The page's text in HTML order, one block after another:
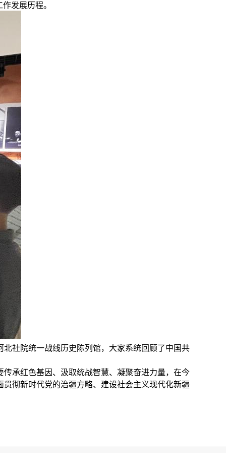
发展历程。
社院统一战线历史陈列馆，大家系统回顾了中国共
承红色基因、汲取统战智慧、凝聚奋进力量，在今
彻新时代党的治疆方略、建设社会主义现代化新疆